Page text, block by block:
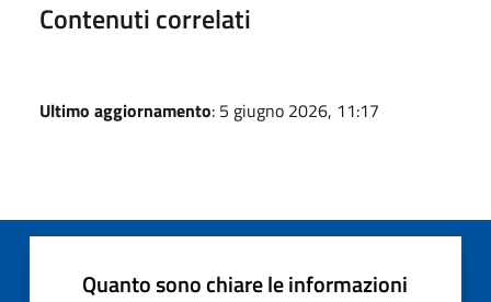
Contenuti correlati
Ultimo aggiornamento: 5 giugno 2026, 11:17
Quanto sono chiare le informazioni